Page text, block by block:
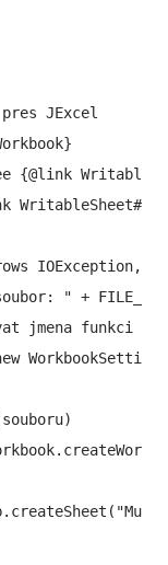
JExcel
see {@link
IOException,
" +
jmena funkci v